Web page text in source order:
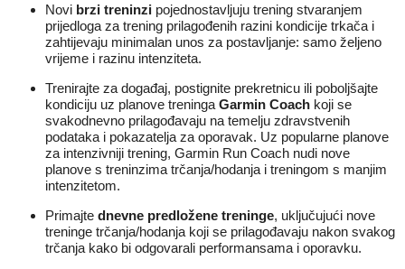
Novi brzi treninzi pojednostavljuju trening stvaranjem
prijedloga za trening prilagođenih razini kondicije trkača i
zahtijevaju minimalan unos za postavljanje: samo željeno
vrijeme i razinu intenziteta.
Trenirajte za događaj, postignite prekretnicu ili poboljšajte
kondiciju uz planove treninga Garmin Coach koji se
svakodnevno prilagođavaju na temelju zdravstvenih
podataka i pokazatelja za oporavak. Uz popularne planove
za intenzivniji trening, Garmin Run Coach nudi nove
planove s treninzima trčanja/hodanja i treningom s manjim
intenzitetom.
Primajte dnevne predložene treninge, uključujući nove
treninge trčanja/hodanja koji se prilagođavaju nakon svakog
trčanja kako bi odgovarali performansama i oporavku.